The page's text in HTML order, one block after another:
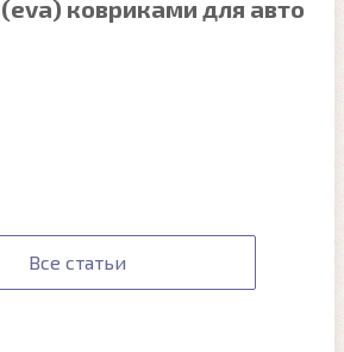
ковриками для авто
Все статьи